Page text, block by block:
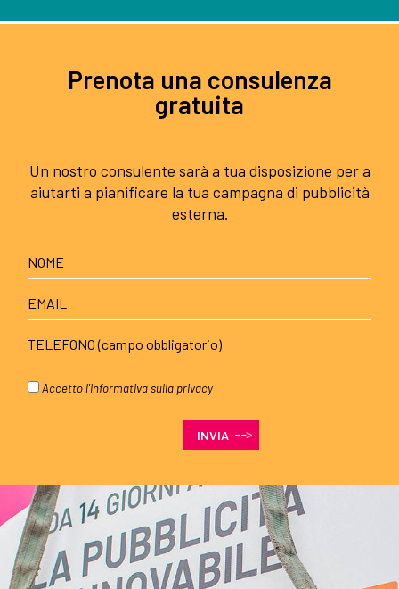
Prenota una consulenza
gratuita
Un nostro consulente sarà a tua disposizione per a
aiutarti a pianificare la tua campagna di pubblicità
esterna.
Accetto l'informativa sulla privacy